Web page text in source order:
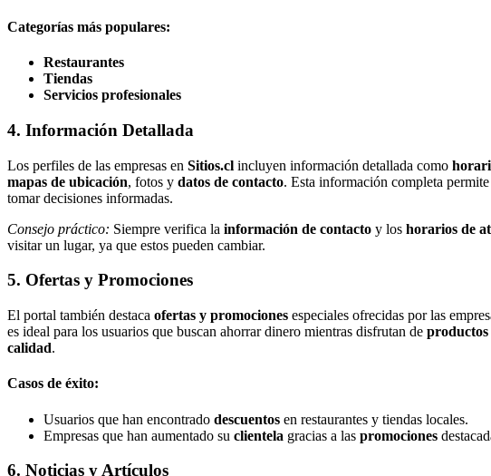
Categorías más populares:
Restaurantes
Tiendas
Servicios profesionales
4. Información Detallada
Los perfiles de las empresas en Sitios.cl incluyen información detallada como
mapas de ubicación, fotos y datos de contacto. Esta información completa
tomar decisiones informadas.
Consejo práctico: Siempre verifica la información de contacto y los horarios de
visitar un lugar, ya que estos pueden cambiar.
5. Ofertas y Promociones
El portal también destaca ofertas y promociones especiales ofrecidas por las
es ideal para los usuarios que buscan ahorrar dinero mientras disfrutan de productos
calidad.
Casos de éxito:
Usuarios que han encontrado descuentos en restaurantes y tiendas locales.
Empresas que han aumentado su clientela gracias a las promociones
6. Noticias y Artículos